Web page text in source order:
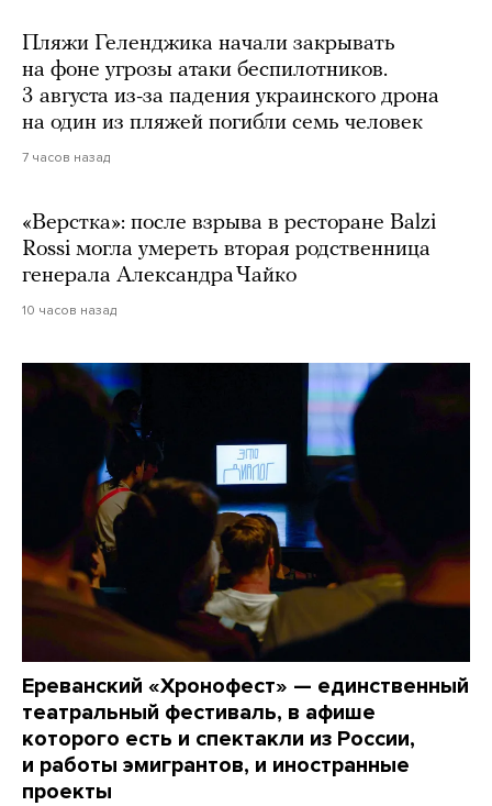
Пляжи Геленджика начали закрывать
на фоне угрозы атаки беспилотников.
3 августа из-за падения украинского дрона
на один из пляжей погибли семь человек
7 часов назад
«Верстка»: после взрыва в ресторане Balzi
Rossi могла умереть вторая родственница
генерала Александра Чайко
10 часов назад
Ереванский «Хронофест» — единственный
театральный фестиваль, в афише
которого есть и спектакли из России,
и работы эмигрантов, и иностранные
проекты